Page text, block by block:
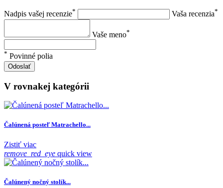
Nadpis vašej recenzie* Vaša recenzia*
Vaše meno*
* Povinné polia
Odoslať
V rovnakej kategórii
Čalúnená posteľ Matrachello...
Zistiť viac
remove_red_eye quick view
Čalúnený nočný stolík...